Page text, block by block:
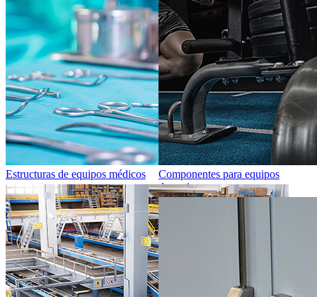
Estructuras de equipos médicos
Componentes para equipos
deportivos